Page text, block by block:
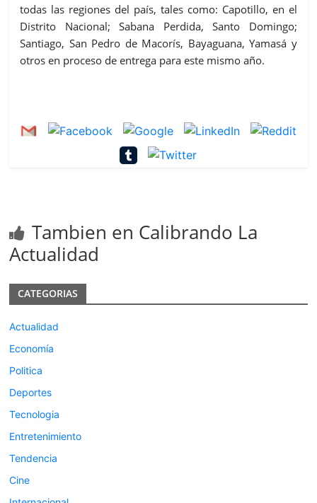
todas las regiones del país, tales como: Capotillo, en el
Distrito Nacional; Sabana Perdida, Santo Domingo;
Santiago, San Pedro de Macorís, Bayaguana, Yamasá y
otros en proceso de entrega para este mismo año.
Tambien en Calibrando La
Actualidad
CATEGORIAS
Actualidad
Economía
Politica
Deportes
Tecnologia
Entretenimiento
Tendencia
Cine